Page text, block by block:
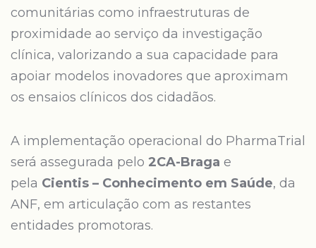
comunitárias como infraestruturas de
proximidade ao serviço da investigação
clínica, valorizando a sua capacidade para
apoiar modelos inovadores que aproximam
os ensaios clínicos dos cidadãos.
A implementação operacional do PharmaTrial
será assegurada pelo 2CA-Braga e
pela Cientis – Conhecimento em Saúde, da
ANF, em articulação com as restantes
entidades promotoras.